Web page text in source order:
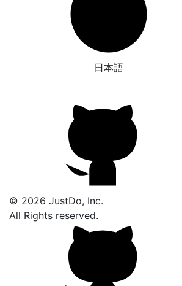
日本語
© 2026 JustDo, Inc.
All Rights reserved.